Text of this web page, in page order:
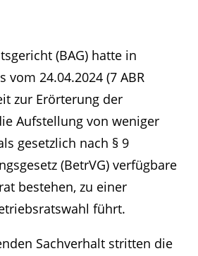
(BAG) hatte in
vom 24.04.2024 (7 ABR
zur Erörterung der
Aufstellung von weniger
gesetzlich nach § 9
(BetrVG) verfügbare
bestehen, zu einer
führt.
Sachverhalt stritten die